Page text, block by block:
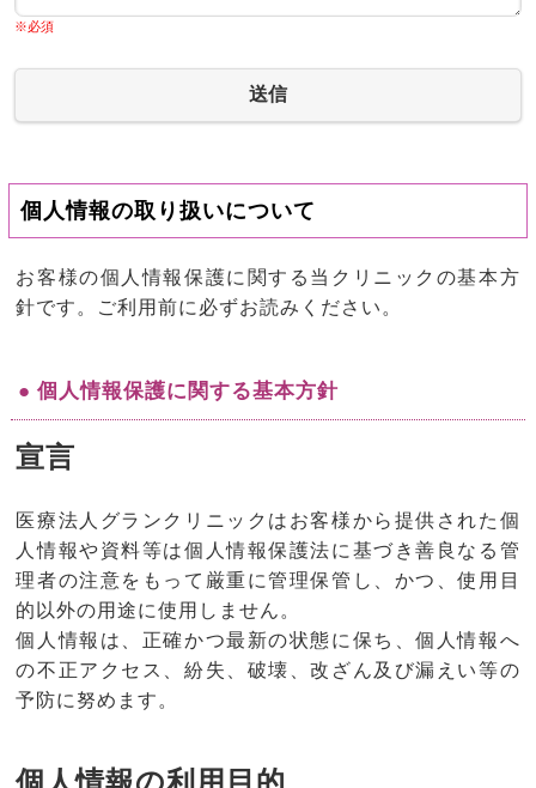
※必須
送信
個人情報の取り扱いについて
お客様の個人情報保護に関する当クリニックの基本方
針です。ご利用前に必ずお読みください。
● 個人情報保護に関する基本方針
宣言
医療法人グランクリニックはお客様から提供された個
人情報や資料等は個人情報保護法に基づき善良なる管
理者の注意をもって厳重に管理保管し、かつ、使用目
的以外の用途に使用しません。
個人情報は、正確かつ最新の状態に保ち、個人情報へ
の不正アクセス、紛失、破壊、改ざん及び漏えい等の
予防に努めます。
個人情報の利用目的